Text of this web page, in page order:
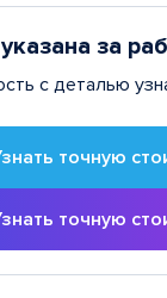
за
с деталью
точную
точную